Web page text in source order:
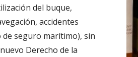
del buque,
accidentes
seguro marítimo), sin
Derecho de la